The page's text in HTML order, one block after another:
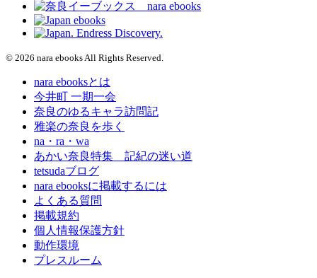
© 2026 nara ebooks All Rights Reserved.
nara ebooksとは
今井町 一期一会
奈良のゆるキャラ訪問記
雅楽の奈良を歩く
na・ra・wa
あかい奈良特集 記紀の迷い道
tetsudaブログ
nara ebooksに掲載するには
よくある質問
掲載規約
個人情報保護方針
動作環境
プレスルーム